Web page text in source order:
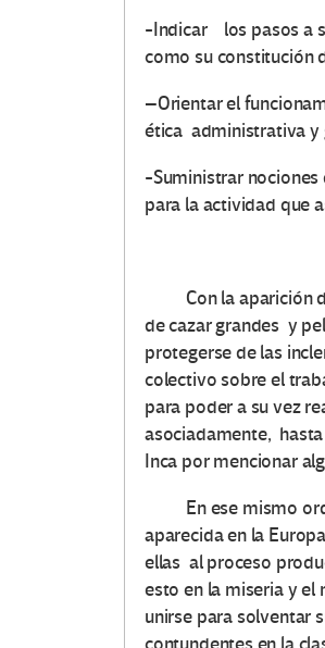
-Indicar los pasos a
como su constitución
–Orientar el
ética administrativa y
-Suministrar
para la actividad que
Con la aparición
de cazar grandes y
protegerse de las
colectivo sobre el
para poder a su vez
asociadamente,
Inca por mencionar
En ese mismo
aparecida en la
ellas al proceso
esto en la miseria y el
unirse para solventar